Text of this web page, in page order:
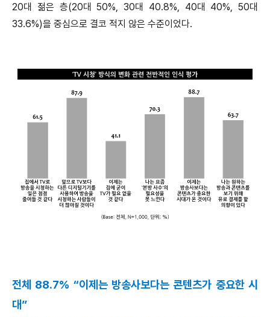
20대 젊은 층(20대 50%, 30대 40.8%, 40대 40%, 50대
33.6%)을 중심으로 결코 적지 않은 수준이었다.
전체 88.7% “이제는 방송사보다는 콘텐츠가 중요한 시
대”